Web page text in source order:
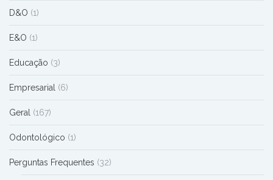
D&O (1)
E&O (1)
Educação (3)
Empresarial (6)
Geral (167)
Odontológico (1)
Perguntas Frequentes (32)